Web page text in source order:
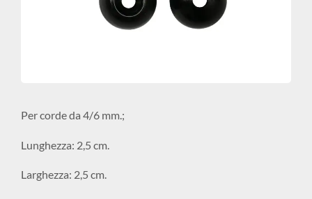
Per corde da 4/6 mm.;
Lunghezza: 2,5 cm.
Larghezza: 2,5 cm.